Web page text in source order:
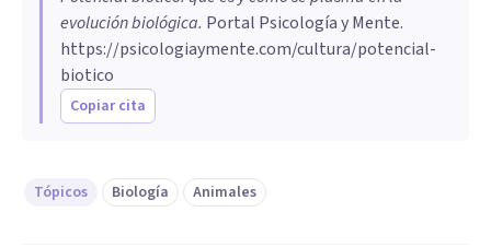
evolución biológica. Portal Psicología y Mente.
https://psicologiaymente.com/cultura/potencial-
biotico
Copiar cita
Tópicos Biología Animales